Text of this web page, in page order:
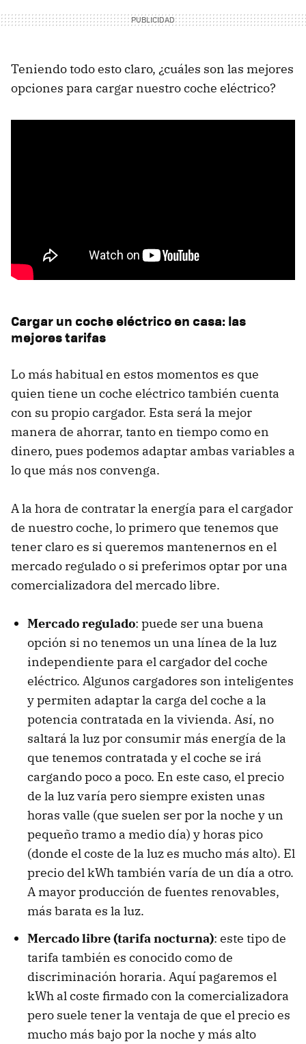
Teniendo todo esto claro, ¿cuáles son las mejores
opciones para cargar nuestro coche eléctrico?
Cargar un coche eléctrico en casa: las
mejores tarifas
Lo más habitual en estos momentos es que
quien tiene un coche eléctrico también cuenta
con su propio cargador. Esta será la mejor
manera de ahorrar, tanto en tiempo como en
dinero, pues podemos adaptar ambas variables a
lo que más nos convenga.
A la hora de contratar la energía para el cargador
de nuestro coche, lo primero que tenemos que
tener claro es si queremos mantenernos en el
mercado regulado o si preferimos optar por una
comercializadora del mercado libre.
Mercado regulado: puede ser una buena
opción si no tenemos un una línea de la luz
independiente para el cargador del coche
eléctrico. Algunos cargadores son inteligentes
y permiten adaptar la carga del coche a la
potencia contratada en la vivienda. Así, no
saltará la luz por consumir más energía de la
que tenemos contratada y el coche se irá
cargando poco a poco. En este caso, el precio
de la luz varía pero siempre existen unas
horas valle (que suelen ser por la noche y un
pequeño tramo a medio día) y horas pico
(donde el coste de la luz es mucho más alto). El
precio del kWh también varía de un día a otro.
A mayor producción de fuentes renovables,
más barata es la luz.
Mercado libre (tarifa nocturna): este tipo de
tarifa también es conocido como de
discriminación horaria. Aquí pagaremos el
kWh al coste firmado con la comercializadora
pero suele tener la ventaja de que el precio es
mucho más bajo por la noche y más alto